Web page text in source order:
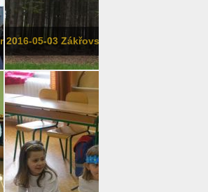
2016-05-03 Zákřovský žalov - po stop...